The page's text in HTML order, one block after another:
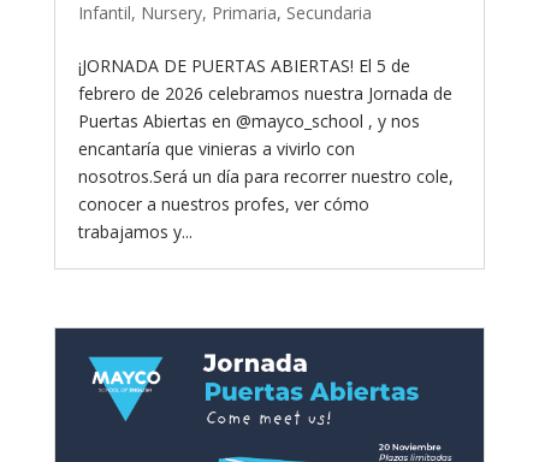
Infantil, Nursery, Primaria, Secundaria
¡JORNADA DE PUERTAS ABIERTAS! El 5 de
febrero de 2026 celebramos nuestra Jornada de
Puertas Abiertas en @mayco_school , y nos
encantaría que vinieras a vivirlo con
nosotros.Será un día para recorrer nuestro cole,
conocer a nuestros profes, ver cómo
trabajamos y...